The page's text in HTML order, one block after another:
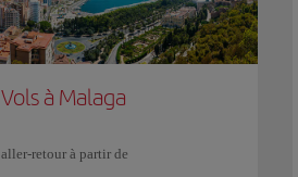
Vols à Malaga
aller-retour à partir de